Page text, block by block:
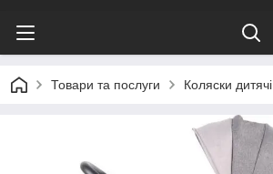
Товари та послуги Коляски дитячі